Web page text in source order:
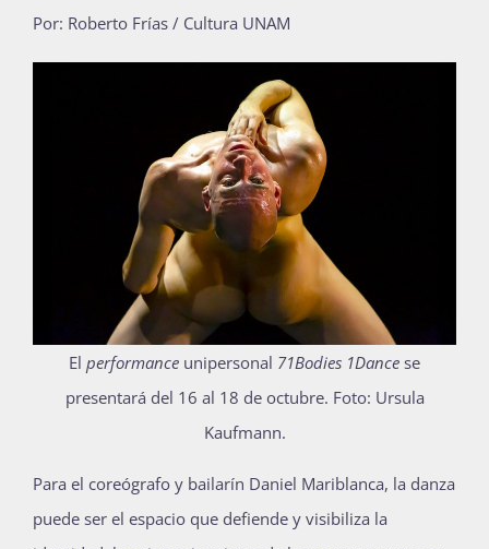
Súmate
Publicaciones
Bienvenida generación 2027-1
Por: Roberto Frías / Cultura UNAM
El performance unipersonal 71Bodies 1Dance se
presentará del 16 al 18 de octubre. Foto: Ursula
Kaufmann.
Para el coreógrafo y bailarín Daniel Mariblanca, la danza
puede ser el espacio que defiende y visibiliza la